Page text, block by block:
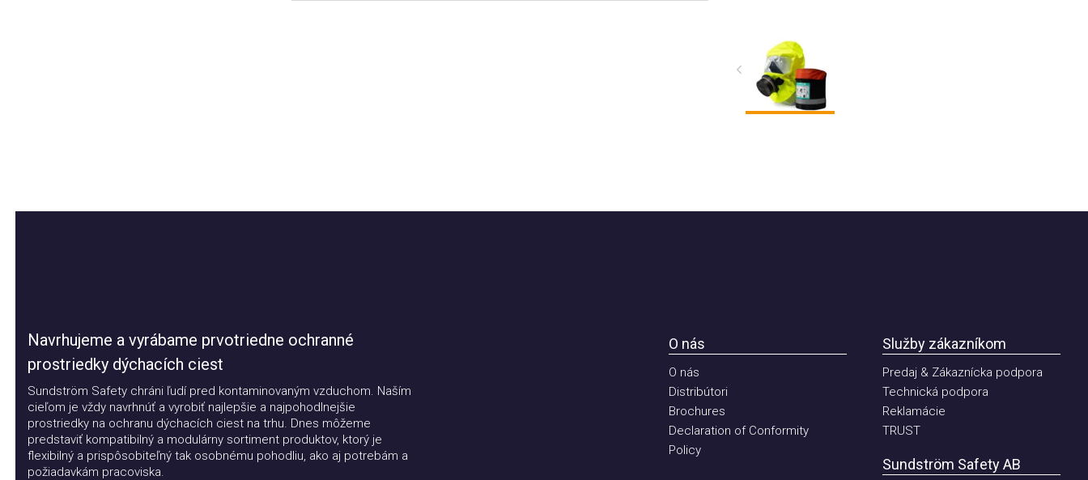
Navrhujeme a vyrábame prvotriedne ochranné
prostriedky dýchacích ciest
Sundström Safety chráni ľudí pred kontaminovaným vzduchom. Naším
cieľom je vždy navrhnúť a vyrobiť najlepšie a najpohodlnejšie
prostriedky na ochranu dýchacích ciest na trhu. Dnes môžeme
predstaviť kompatibilný a modulárny sortiment produktov, ktorý je
flexibilný a prispôsobiteľný tak osobnému pohodliu, ako aj potrebám a
požiadavkám pracoviska.
O nás
O nás
Distribútori
Brochures
Declaration of Conformity
Policy
Služby zákazníkom
Predaj & Zákaznícka podpora
Technická podpora
Reklamácie
TRUST
Sundström Safety AB